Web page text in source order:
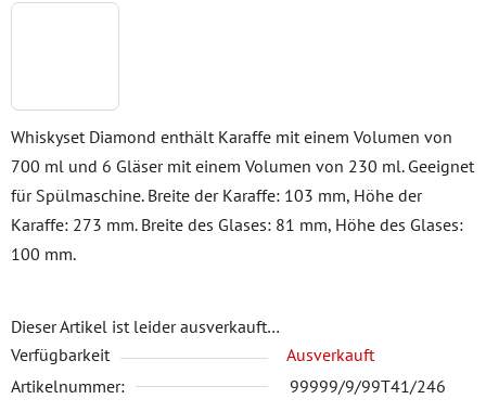
Whiskyset Diamond enthält Karaffe mit einem Volumen von
700 ml und 6 Gläser mit einem Volumen von 230 ml. Geeignet
für Spülmaschine. Breite der Karaffe: 103 mm, Höhe der
Karaffe: 273 mm. Breite des Glases: 81 mm, Höhe des Glases:
100 mm.
Dieser Artikel ist leider ausverkauft…
Verfügbarkeit
Ausverkauft
Artikelnummer:
99999/9/99T41/246